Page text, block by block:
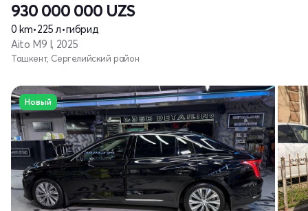
930 000 000 UZS
0 km•225 л•гибрид
Aito M9 I, 2025
Ташкент, Сергелийский район
Новый